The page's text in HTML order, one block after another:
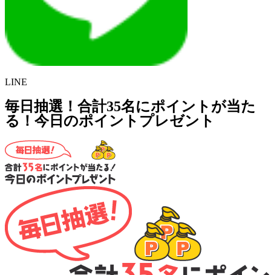
LINE
毎日抽選！合計35名にポイントが当た
る！今日のポイントプレゼント